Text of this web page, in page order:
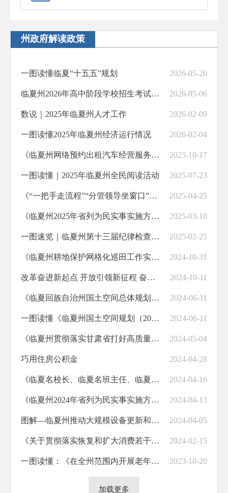
州政府解读政策
一图读懂临夏“十五五”规划 2026-05-20
临夏州2026年高中阶段学校招生考试（中考）政策解读 2026-05-06
数说｜2025年临夏州人才工作 2026-02-09
一图读懂2025年临夏州经济运行情况 2026-02-04
《临夏州网络预约出租汽车经营服务管理实施办法（试行）》解读 2025-10-17
一图读懂｜2025年临夏州全民阅读活动 2025-07-23
《“一把手走流程”“分管领导坐窗口”活动实施方案》政策解读 2025-04-25
《临夏州2025年省列为民实事实施方案》解读 2025-03-18
一图速览｜临夏州第十三届纪律检查委员会第五次全体会议工作报告 2025-02-25
《临夏州耕地保护网格化巡田工作实施方案》政策解读 2024-10-31
改革奋进新起点 开放引领新征程 奋力书写临夏商务高质量发展新篇章 2024-10-11
《临夏回族自治州国土空间总体规划（2021—2035年）》解读 2024-06-11
一图读懂《临夏州国土空间规划（2021-2035年）》 2024-06-11
《临夏州贯彻落实甘肃省打好高质量发展“六场战役”行动方案》政策解读 2024-05-04
巧用住房公积金 2024-04-28
《临夏名校长、临夏名班主任、临夏名师、临夏信息化引领导师评选管理办法（试行）》政策解读 2024-04-16
《临夏州2024年省列为民实事实施方案》政策解读 2024-04-13
图解—临夏州推动大规模设备更新和消费品以旧换新实施方案 2024-04-05
《关于贯彻落实恢复和扩大消费若干措施的实施方案》政策解读 2024-02-15
一图读懂：《在全州范围内开展老年人助餐服务行动实施方案》 2023-10-20
加载更多